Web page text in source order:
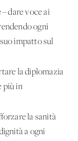
– dare voce ai
ogni
impatto sul
la diplomazia
più in
la sanità
a ogni